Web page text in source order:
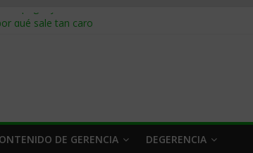
pagar y cobrar en 2026
suministro: qué hacer
segmentarlo y venderle
DE GERENCIA DEGERENCIA